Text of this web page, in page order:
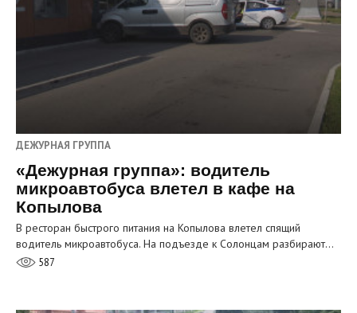
ДЕЖУРНАЯ ГРУППА
«Дежурная группа»: водитель
микроавтобуса влетел в кафе на
Копылова
В ресторан быстрого питания на Копылова влетел спящий
водитель микроавтобуса. На подъезде к Солонцам разбирают…
587